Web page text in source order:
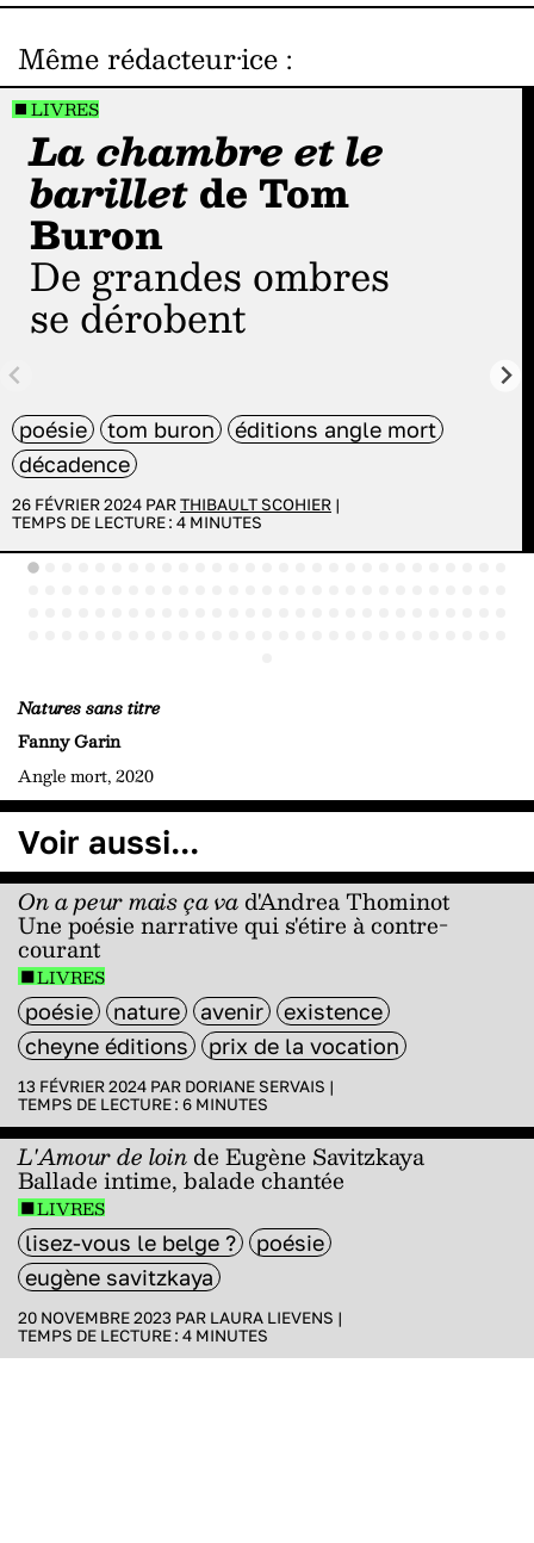
Même rédacteur·ice :
LIVRES
La chambre et le
barilletde Tom
Buron
De grandes ombres
se dérobent
poésie tom buron
éditions angle mort
décadence
26 FÉVRIER 2024 PARTHIBAULT SCOHIER |
TEMPS DE LECTURE : 4 MINUTES
Natures sans titre
Fanny Garin
Angle mort, 2020
Voir aussi...
On a peur mais ça vad'Andrea Thominot
Une poésie narrative qui s'étire à contre-
courant
LIVRES
poésie nature avenir
existence
cheyne éditions
prix de la vocation
13 FÉVRIER 2024 PAR DORIANE SERVAIS |
TEMPS DE LECTURE : 6 MINUTES
L'Amour de loinde Eugène Savitzkaya
Ballade intime, balade chantée
LIVRES
lisez-vous le belge ?
poésie
eugène savitzkaya
20 NOVEMBRE 2023 PAR LAURA LIEVENS |
TEMPS DE LECTURE : 4 MINUTES